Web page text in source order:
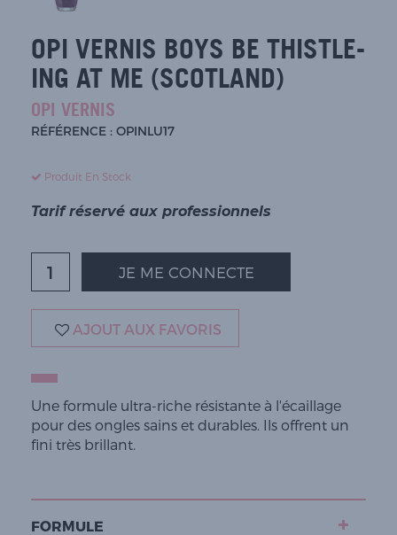
OPI VERNIS BOYS BE THISTLE-
ING AT ME (SCOTLAND)
OPI VERNIS
RÉFÉRENCE : OPINLU17
Produit En Stock
Tarif réservé aux professionnels
JE ME CONNECTE
AJOUT AUX FAVORIS
Une formule ultra-riche résistante à l'écaillage
pour des ongles sains et durables. Ils offrent un
fini très brillant.
FORMULE